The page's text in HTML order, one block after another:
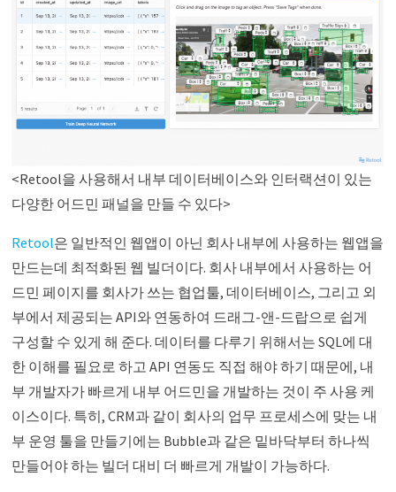
<Retool을 사용해서 내부 데이터베이스와 인터랙션이 있는
다양한 어드민 패널을 만들 수 있다>
Retool은 일반적인 웹앱이 아닌 회사 내부에 사용하는 웹앱을
만드는데 최적화된 웹 빌더이다. 회사 내부에서 사용하는 어
드민 페이지를 회사가 쓰는 협업툴, 데이터베이스, 그리고 외
부에서 제공되는 API와 연동하여 드래그-앤-드랍으로 쉽게
구성할 수 있게 해 준다. 데이터를 다루기 위해서는 SQL에 대
한 이해를 필요로 하고 API 연동도 직접 해야 하기 때문에, 내
부 개발자가 빠르게 내부 어드민을 개발하는 것이 주 사용 케
이스이다. 특히, CRM과 같이 회사의 업무 프로세스에 맞는 내
부 운영 툴을 만들기에는 Bubble과 같은 밑바닥부터 하나씩
만들어야 하는 빌더 대비 더 빠르게 개발이 가능하다.